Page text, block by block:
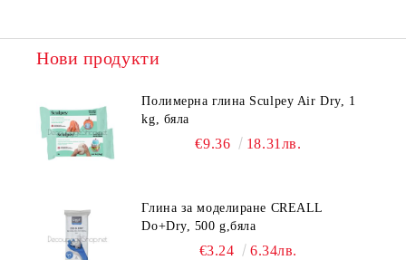
Нови продукти
Полимерна глина Sculpey Air Dry, 1
kg, бяла
€9.36 18.31лв.
Глина за моделиране CREALL
Do+Dry, 500 g,бяла
€3.24 6.34лв.